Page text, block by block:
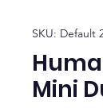
SKU: Default
Mini